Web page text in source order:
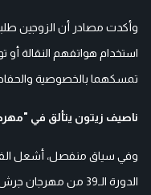
وأكدت مصادر أن الزوجين
استخدام هواتفهم النقالة
تمسكهما بالخصوصية
ناصيف زيتون يتألق في
وفي سياق منفصل، أشعل
الدورة الـ39 من